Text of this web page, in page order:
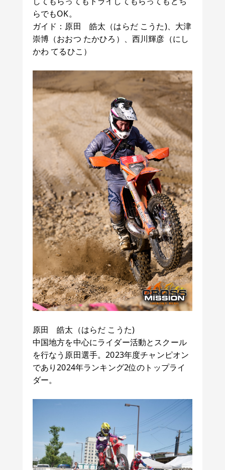
らでもOK。
ガイド：原田 皓太（はらだ こうた)、大津
崇博（おおつ たかひろ）、西川輝彦（にし
かわ てるひこ）
原田 皓太（はらだ こうた)
中国地方を中心にライダー活動とスクール
を行なう原田選手。2023年度チャンピオン
であり2024年ランキング2位のトップライ
ダー。